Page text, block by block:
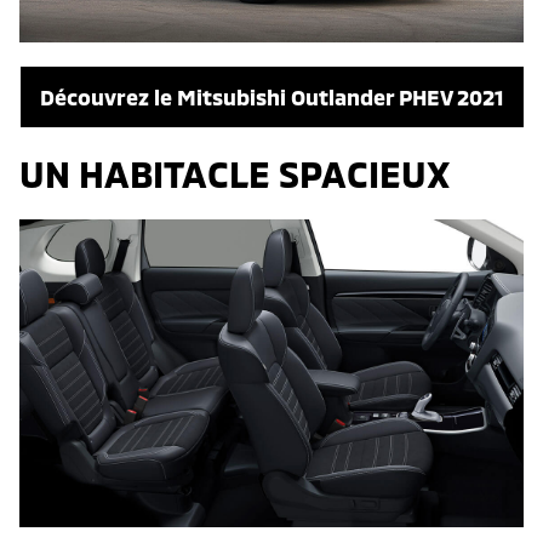
Découvrez le Mitsubishi Outlander PHEV 2021
UN HABITACLE SPACIEUX